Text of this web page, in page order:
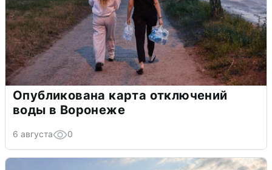
Опубликована карта отключений
воды в Воронеже
6 августа 0